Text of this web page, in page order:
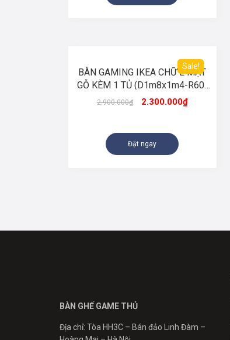
Sale!
BÀN GAMING IKEA CHỮ L MẶT
GỖ KÈM 1 TỦ (D1m8x1m4-R60-
C75)
2.900.000₫ 2.300.000₫
Đặt ngay
BÀN GHẾ GAME THỦ
Địa chỉ: Tòa HH3C – Bán đảo Linh Đàm –